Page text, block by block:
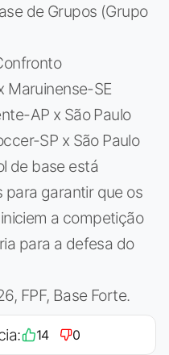
de Grupos (Grupo
Maruinense-SE
AP x São Paulo
SP x São Paulo
de base está
para garantir que os
a competição
para a defesa do
FPF, Base Forte.
14 0